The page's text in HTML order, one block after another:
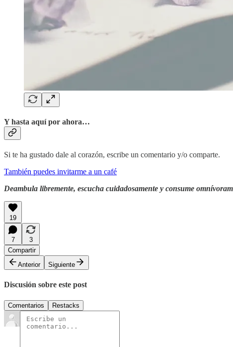
Y hasta aquí por ahora…
Si te ha gustado dale al corazón, escribe un comentario y/o comparte.
También puedes invitarme a un café
Deambula libremente, escucha cuidadosamente y consume
19
7
3
Compartir
Anterior
Siguiente
Discusión sobre este post
Comentarios Restacks